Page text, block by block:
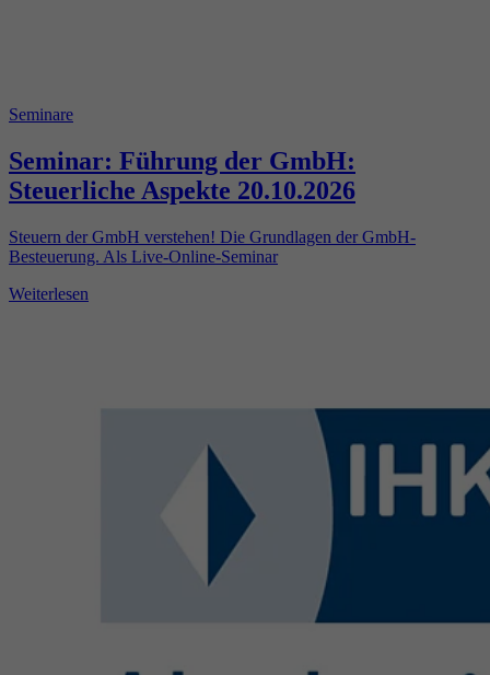
Seminare
Seminar: Führung der GmbH:
Steuerliche Aspekte 20.10.2026
Steuern der GmbH verstehen! Die Grundlagen der GmbH-
Besteuerung. Als Live-Online-Seminar
Weiterlesen